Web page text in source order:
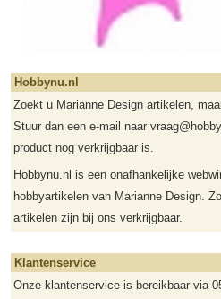
Hobbynu.nl
Zoekt u Marianne Design artikelen,
Stuur dan een e-mail naar
product nog verkrijgbaar is.
Hobbynu.nl is een onafhankelijke
hobbyartikelen van Marianne Design.
artikelen zijn bij ons verkrijgbaar.
Klantenservice
Onze klantenservice is bereikbaar via